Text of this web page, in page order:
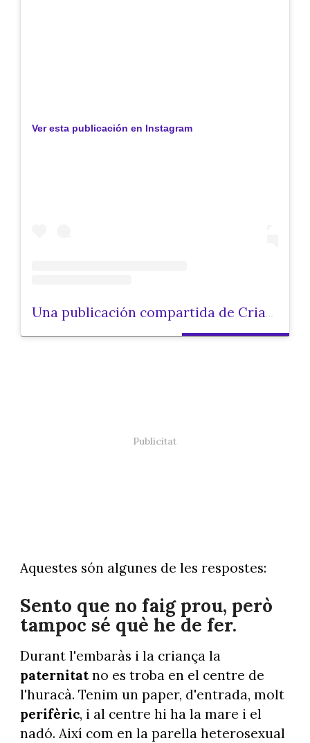
Ver esta publicación en Instagram
Una publicación compartida de Criar.cat (@criarcat)
Aquestes són algunes de les respostes:
Sento que no faig prou, però
tampoc sé què he de fer.
Durant l'embaràs i la criança la
paternitatno es troba en el centre de
l'huracà. Tenim un paper, d'entrada, molt
perifèric, i al centre hi ha la mare i el
nadó. Així com en la parella heterosexual